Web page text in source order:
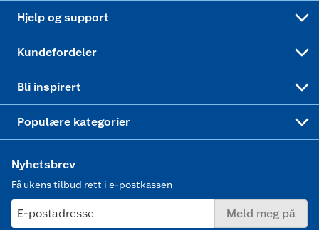
Hjelp og support
Kundefordeler
Bli inspirert
Populære kategorier
Nyhetsbrev
Få ukens tilbud rett i e-postkassen
E-postadresse Meld meg på